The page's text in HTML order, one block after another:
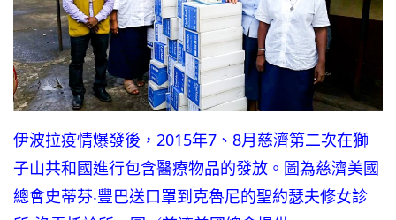
伊波拉疫情爆發後，2015年7、8月慈濟第二次在獅
子山共和國進行包含醫療物品的發放。圖為慈濟美國
總會史蒂芬‧豐巴送口罩到克魯尼的聖約瑟夫修女診